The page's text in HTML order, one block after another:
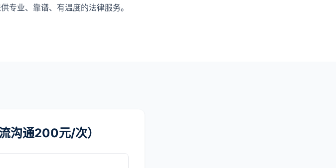
专业、靠谱、有温度的法律服务。
沟通200元/次）